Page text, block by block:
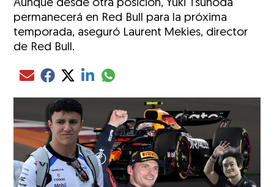
Aunque desde otra posición, Yuki Tsunoda
permanecerá en Red Bull para la próxima
temporada, aseguró Laurent Mekies, director
de Red Bull.
Compartir el artículo actual mediante Email
Compartir el artículo actual mediante Facebook
Compartir el artículo actual mediante Twitter
Compartir el artículo actual mediante LinkedIn
Compartir el artículo actual mediante